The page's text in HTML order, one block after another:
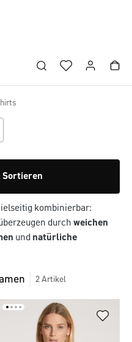
Sortieren
kombinierbar:
durch weichen
und natürliche
2 Artikel